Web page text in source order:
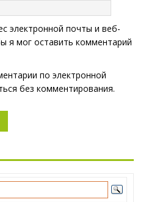
электронной почты и веб-
я мог оставить комментарий
по электронной
без комментирования.